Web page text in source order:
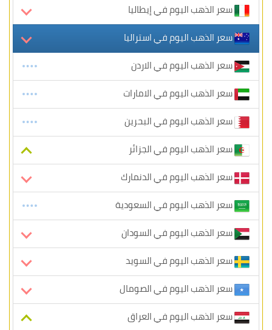
سعر الذهب اليوم في إيطاليا
سعر الذهب اليوم في استراليا
سعر الذهب اليوم في الاردن
سعر الذهب اليوم في الامارات
سعر الذهب اليوم في البحرين
سعر الذهب اليوم في الجزائر
سعر الذهب اليوم في الدنمارك
سعر الذهب اليوم في السعودية
سعر الذهب اليوم في السودان
سعر الذهب اليوم في السويد
سعر الذهب اليوم في الصومال
سعر الذهب اليوم في العراق